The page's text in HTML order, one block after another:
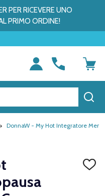
PER RICEVERE UNO
PRIMO ORDINE!
DonnaW - My Hot Integratore